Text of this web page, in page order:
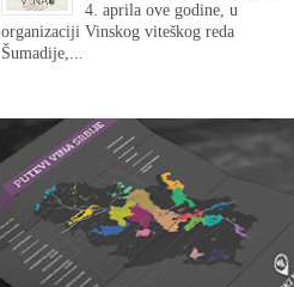
4. aprila ove godine, u
organizaciji Vinskog viteškog reda
Šumadije,...